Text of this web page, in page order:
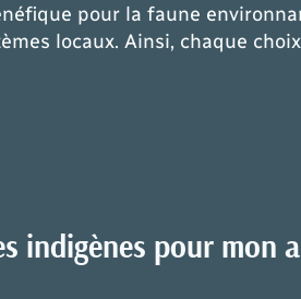
pour la faune
locaux. Ainsi, chaque
indigènes pour mon